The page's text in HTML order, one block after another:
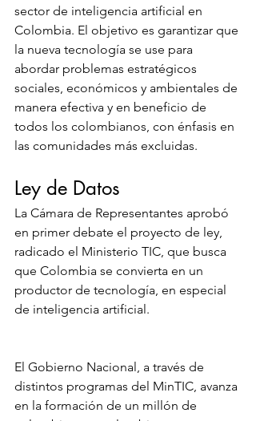
sector de inteligencia artificial en
Colombia. El objetivo es garantizar que
la nueva tecnología se use para
abordar problemas estratégicos
sociales, económicos y ambientales de
manera efectiva y en beneficio de
todos los colombianos, con énfasis en
las comunidades más excluidas.
Ley de Datos
La Cámara de Representantes aprobó
en primer debate el proyecto de ley,
radicado el Ministerio TIC, que busca
que Colombia se convierta en un
productor de tecnología, en especial
de inteligencia artificial.
El Gobierno Nacional, a través de
distintos programas del MinTIC, avanza
en la formación de un millón de